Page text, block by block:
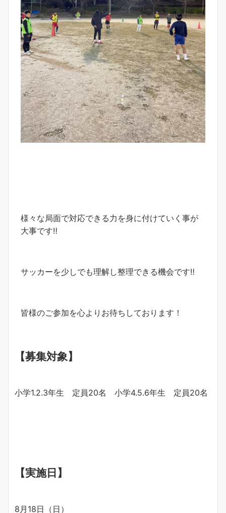
様々な局面で対応できる力を身に付けていく事が
大事です‼︎
サッカーを少しでも理解し整理できる機会です‼︎
皆様のご参加を心よりお待ちしております！
【募集対象】
小学1.2.3年生 定員20名 小学4.5.6年生 定員20名
【実施日】
8月18日（日）